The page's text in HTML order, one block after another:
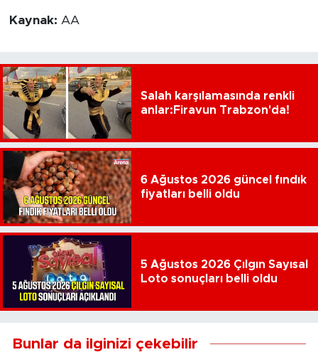
Kaynak: AA
Salah karşılamasında renkli
anlar:Firavun Trabzon'da!
6 Ağustos 2026 güncel fındık
fiyatları belli oldu
5 Ağustos 2026 Çılgın Sayısal
Loto sonuçları belli oldu
Bunlar da ilginizi çekebilir